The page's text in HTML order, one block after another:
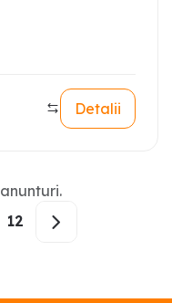
Detalii
anunturi.
12